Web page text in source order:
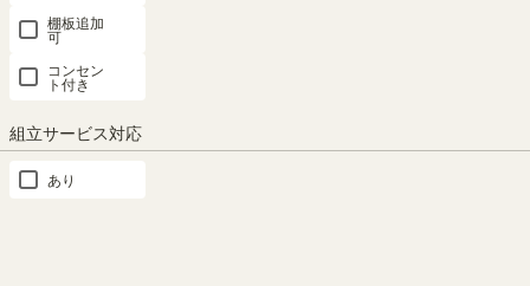
棚板追加
可
コンセン
ト付き
組立サービス対応
あり